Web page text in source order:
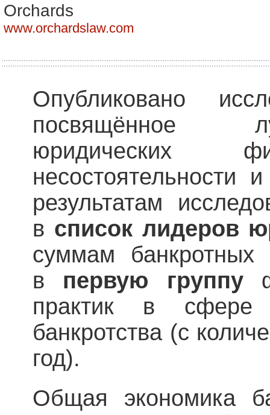
Orchards
www.orchardslaw.com
Опубликовано
посвящённое
несостоятельности
результатам
в список лидеров
суммам
в первую группу
практик в сфере
банкротства (с
год).
Общая экономика